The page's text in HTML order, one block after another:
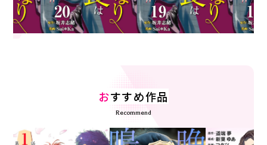
おすすめ作品
Recommend